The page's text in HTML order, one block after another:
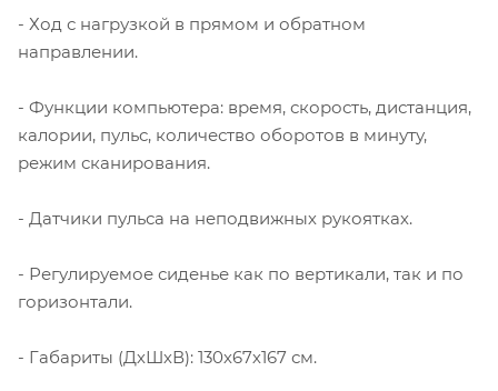
- Ход с нагрузкой в прямом и обратном
направлении.
- Функции компьютера: время, скорость, дистанция,
калории, пульс, количество оборотов в минуту,
режим сканирования.
- Датчики пульса на неподвижных рукоятках.
- Регулируемое сиденье как по вертикали, так и по
горизонтали.
- Габариты (ДхШхВ): 130х67х167 см.